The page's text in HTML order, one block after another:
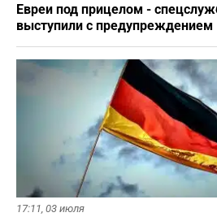
Евреи под прицелом -
выступили с предупреждением
17:11, 03 июля